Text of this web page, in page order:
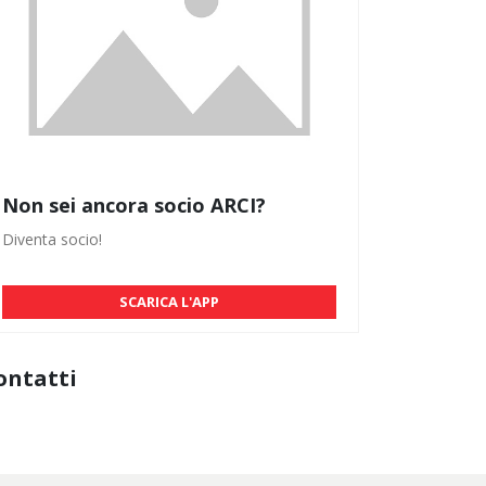
Non sei ancora socio ARCI?
Diventa socio!
SCARICA L'APP